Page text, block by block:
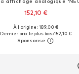
152,10 €
Tailles disponibles: One Size
Ajouter au panier
À l'origine : 189,00 €
Dernier prix le plus bas :152,10 €